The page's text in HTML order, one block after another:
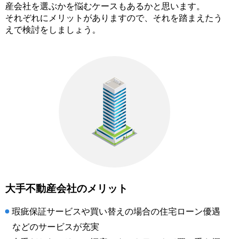
産会社を選ぶかを悩むケースもあるかと思います。
それぞれにメリットがありますので、それを踏まえたう
えで検討をしましょう。
大手不動産会社のメリット
瑕疵保証サービスや買い替えの場合の住宅ローン優遇
などのサービスが充実